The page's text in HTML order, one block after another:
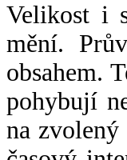
Velikost i
mění.
obsahem.
pohybují
na